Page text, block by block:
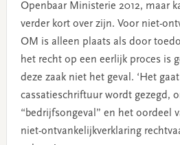
Openbaar Ministerie 2012, maar
verder kort over zijn. Voor niet-
OM is alleen plaats als door
het recht op een eerlijk proces is
deze zaak niet het geval. ‘Het
cassatieschriftuur wordt gezegd,
“bedrijfsongeval” en het oordeel
niet-ontvankelijkverklaring